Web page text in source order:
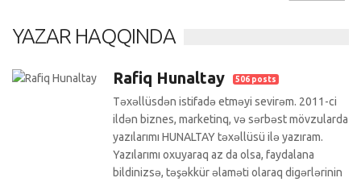
YAZAR HAQQINDA
Rafiq Hunaltay 506 posts
Təxəllüsdən istifadə etməyi sevirəm. 2011-ci
ildən biznes, marketinq, və sərbəst mövzularda
yazılarımı HUNALTAY təxəllüsü ilə yazıram.
Yazılarımı oxuyaraq az da olsa, faydalana
bildinizsə, təşəkkür əlaməti olaraq digərlərinin